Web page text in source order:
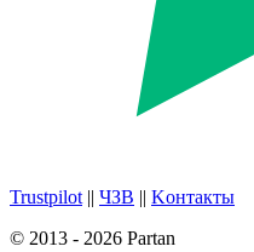
Trustpilot || ЧЗВ || Kонтакты
© 2013 - 2026 Partan